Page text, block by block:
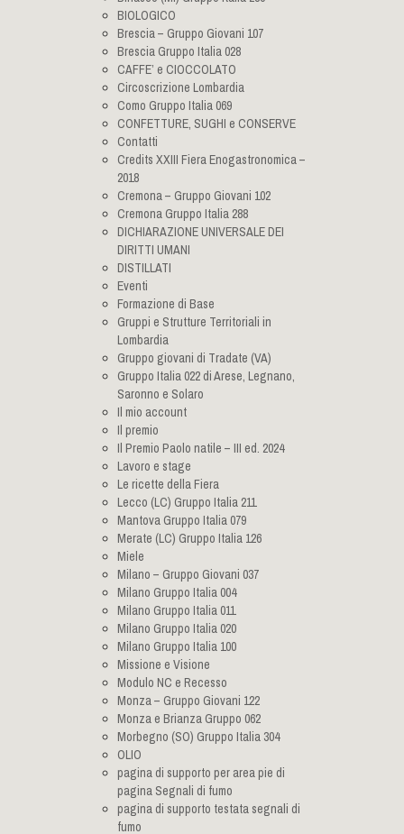
BIOLOGICO
Brescia – Gruppo Giovani 107
Brescia Gruppo Italia 028
CAFFE’ e CIOCCOLATO
Circoscrizione Lombardia
Como Gruppo Italia 069
CONFETTURE, SUGHI e CONSERVE
Contatti
Credits XXIII Fiera Enogastronomica –
2018
Cremona – Gruppo Giovani 102
Cremona Gruppo Italia 288
DICHIARAZIONE UNIVERSALE DEI
DIRITTI UMANI
DISTILLATI
Eventi
Formazione di Base
Gruppi e Strutture Territoriali in
Lombardia
Gruppo giovani di Tradate (VA)
Gruppo Italia 022 di Arese, Legnano,
Saronno e Solaro
Il mio account
Il premio
Il Premio Paolo natile – III ed. 2024
Lavoro e stage
Le ricette della Fiera
Lecco (LC) Gruppo Italia 211
Mantova Gruppo Italia 079
Merate (LC) Gruppo Italia 126
Miele
Milano – Gruppo Giovani 037
Milano Gruppo Italia 004
Milano Gruppo Italia 011
Milano Gruppo Italia 020
Milano Gruppo Italia 100
Missione e Visione
Modulo NC e Recesso
Monza – Gruppo Giovani 122
Monza e Brianza Gruppo 062
Morbegno (SO) Gruppo Italia 304
OLIO
pagina di supporto per area pie di
pagina Segnali di fumo
pagina di supporto testata segnali di
fumo